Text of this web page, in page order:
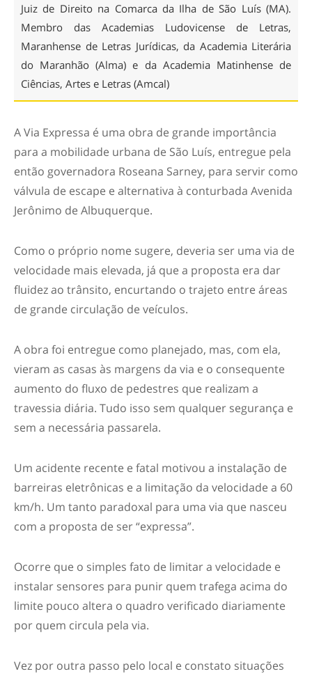
Juiz de Direito na Comarca da Ilha de São Luís (MA).
Membro das Academias Ludovicense de Letras,
Maranhense de Letras Jurídicas, da Academia Literária
do Maranhão (Alma) e da Academia Matinhense de
Ciências, Artes e Letras (Amcal)
A Via Expressa é uma obra de grande importância
para a mobilidade urbana de São Luís, entregue pela
então governadora Roseana Sarney, para servir como
válvula de escape e alternativa à conturbada Avenida
Jerônimo de Albuquerque.
Como o próprio nome sugere, deveria ser uma via de
velocidade mais elevada, já que a proposta era dar
fluidez ao trânsito, encurtando o trajeto entre áreas
de grande circulação de veículos.
A obra foi entregue como planejado, mas, com ela,
vieram as casas às margens da via e o consequente
aumento do fluxo de pedestres que realizam a
travessia diária. Tudo isso sem qualquer segurança e
sem a necessária passarela.
Um acidente recente e fatal motivou a instalação de
barreiras eletrônicas e a limitação da velocidade a 60
km/h. Um tanto paradoxal para uma via que nasceu
com a proposta de ser “expressa”.
Ocorre que o simples fato de limitar a velocidade e
instalar sensores para punir quem trafega acima do
limite pouco altera o quadro verificado diariamente
por quem circula pela via.
Vez por outra passo pelo local e constato situações